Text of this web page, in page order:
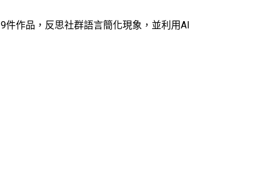
作品，反思社群語言簡化現象，並利用AI